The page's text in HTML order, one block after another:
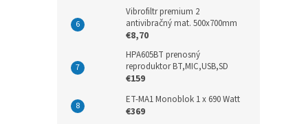
Vibrofiltr premium 2
antivibračný mat. 500x700mm
€8,70
HPA605BT prenosný
reproduktor BT,MIC,USB,SD
€159
ET-MA1 Monoblok 1 x 690 Watt
€369